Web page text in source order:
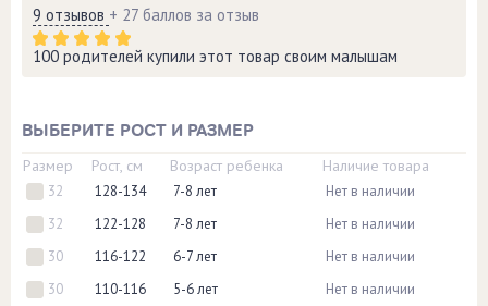
9 отзывов + 27 баллов за отзыв
100 родителей купили этот товар своим малышам
ВЫБЕРИТЕ РОСТ И РАЗМЕР
Размер Рост, см Возраст ребенка Наличие товара
32 128-134 7-8 лет
Нет в наличии
32
122-128 7-8 лет
Нет в наличии
30
116-122 6-7 лет
Нет в наличии
30
110-116 5-6 лет
Нет в наличии